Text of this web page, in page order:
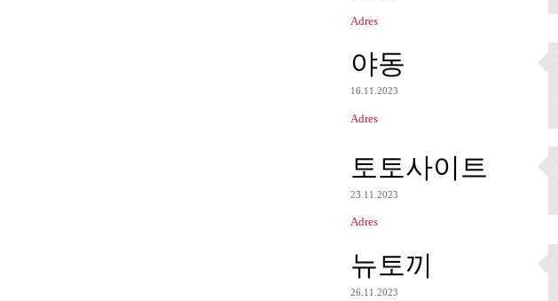
Adres
야동
16.11.2023
Adres
토토사이트
23.11.2023
Adres
뉴토끼
26.11.2023